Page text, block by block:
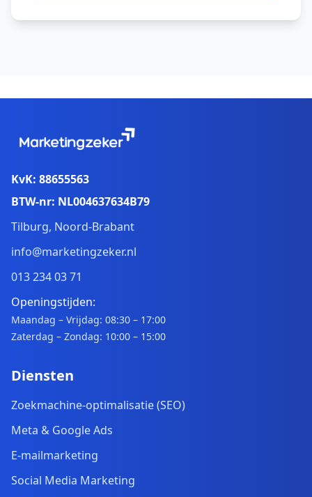
KvK: 88655563
BTW-nr: NL004637634B79
Tilburg, Noord-Brabant
info@marketingzeker.nl
013 234 03 71
Openingstijden:
Maandag – Vrijdag: 08:30 – 17:00
Zaterdag – Zondag: 10:00 – 15:00
Diensten
Zoekmachine-optimalisatie (SEO)
Meta & Google Ads
E-mailmarketing
Social Media Marketing